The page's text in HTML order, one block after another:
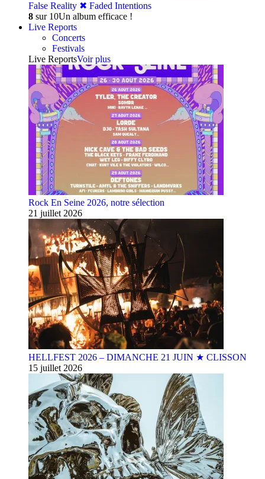
False Reality ✖︎ Faded Intentions
8 sur 10Un album efficace !
Live Reports
Concerts
Festivals
Live ReportsVoir plus
Rock En Seine 2026, notre sélection
21 juillet 2026
HELLFEST 2026 – DIMANCHE 21 JUIN ★ CLISSON
15 juillet 2026